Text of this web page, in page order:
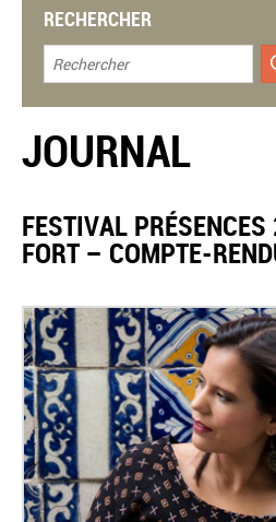
RECHERCHER
JOURNAL
​FESTIVAL
FORT – COMPTE-